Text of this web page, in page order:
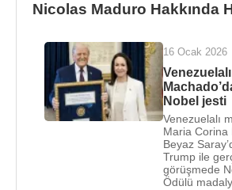
Flores’in 3, Maduro’nun ilk eşi
20 Mayıs2018tarihindeki yapılan
seçimlerinde ise %67.8 oy
yeniden başkan olarak seçildi.
Venezuela Devlet Başkanı
tarihinde törende
sırada bomba yüklü İHA ile
Nicolas Maduro Hakkında
16 Ocak 2026
Nobel jesti
Venezuelalı
Maria Corina
Beyaz
Trump ile
görüşmede
Ödülü